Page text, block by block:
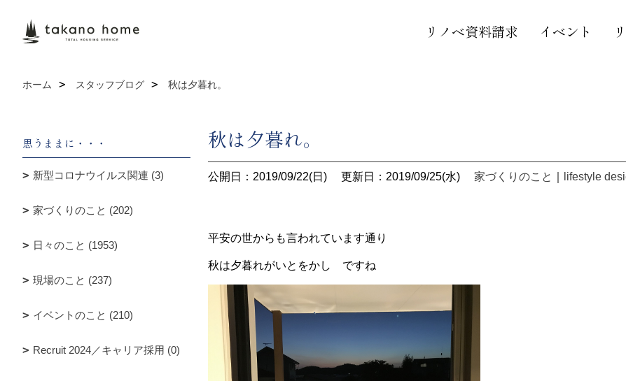
リノベ資料請求 イベント
ホーム スタッフブログ 秋は夕暮れ。
秋は夕暮れ。
公開日：2019/09/22(日) 更新日：2019/09/25(水) 家づくりのこと lifestyle
平安の世からも言われています通り
秋は夕暮れがいとをかし ですね
思うままに・・・
新型コロナウイルス関連 (3)
家づくりのこと (202)
日々のこと (1953)
現場のこと (237)
イベントのこと (210)
Recruit 2024／キャリア採用 (0)